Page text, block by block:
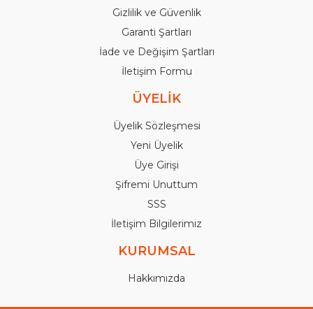
Gizlilik ve Güvenlik
Garanti Şartları
İade ve Değişim Şartları
İletişim Formu
ÜYELİK
Üyelik Sözleşmesi
Yeni Üyelik
Üye Girişi
Şifremi Unuttum
SSS
İletişim Bilgilerimiz
KURUMSAL
Hakkımızda